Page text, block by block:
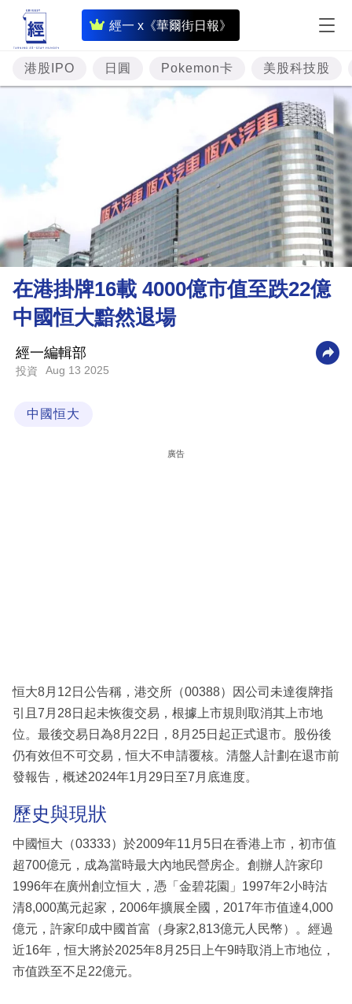
經一 x《華爾街日報》
即
時
財
經
樓
市
理
財
商
科
區
港股IPO 日圓 Pokemon卡 美股科技股
在港掛牌16載 4000億市值至跌22億
中國恒大黯然退場
經一編輯部
投資 Aug 13 2025
中國恒大
廣告
恒大8月12日公告稱，港交所（00388）因公司未達復牌指
引且7月28日起未恢復交易，根據上市規則取消其上市地
位。最後交易日為8月22日，8月25日起正式退市。股份後
仍有效但不可交易，恒大不申請覆核。清盤人計劃在退市前
發報告，概述2024年1月29日至7月底進度。
歷史與現狀
中國恒大（03333）於2009年11月5日在香港上市，初市值
超700億元，成為當時最大內地民營房企。創辦人許家印
1996年在廣州創立恒大，憑「金碧花園」1997年2小時沽
清8,000萬元起家，2006年擴展全國，2017年市值達4,000
億元，許家印成中國首富（身家2,813億元人民幣）。經過
近16年，恒大將於2025年8月25日上午9時取消上市地位，
市值跌至不足22億元。